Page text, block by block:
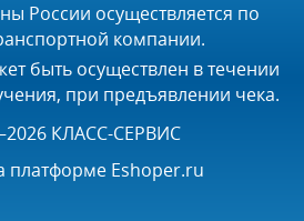
России осуществляется по
компании.
быть осуществлен в течении
при предъявлении чека.
КЛАСС-СЕРВИС
платформе Eshoper.ru